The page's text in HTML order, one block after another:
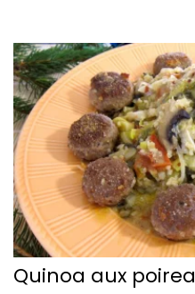
Quinoa aux